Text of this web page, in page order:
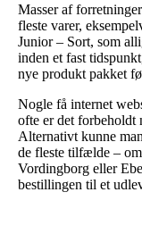
Masser af
fleste varer,
Junior – Sort, som
inden et fast
nye produkt pakket
Nogle få internet
ofte er det forbeholdt
Alternativt kunne
de fleste tilfælde –
Vordingborg eller
bestillingen til et